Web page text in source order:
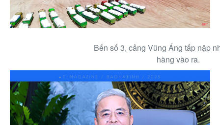
Bến số 3, cảng Vũng Áng tấp nập
hàng vào ra.